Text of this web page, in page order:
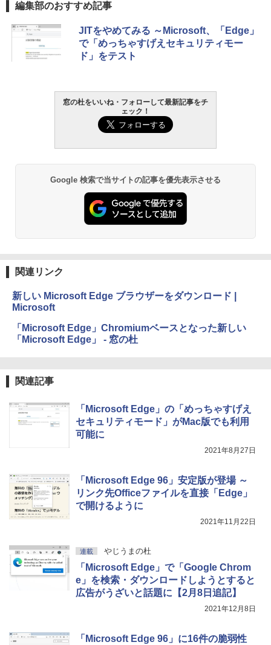
Amazon Kindle Paperwhite (16GB) 7イ
ンチディスプレイ、色調調節ライト、12
週間持続バッテリー、広告なし、ブラッ
ク
Amazon Kindle - 目に優しい、かさばら
ない、大きな画面で読みやすい、6週間持
続バッテリー、6インチディスプレイ電子
￥16,980
Kindle Paperwhite シグニチャーエディ
ション (32GB) 7インチディスプレイ、明
イ、色調調節ライト、最大8週間持続バッ
テリー、広告無し、ブラック (2025年発
New Amazon Kindle Scribe Colorsoft |
11インチカラーディスプレイ、64GBスト
レージ、ノート機能搭載、明るさ自動調
整、色調調節ライト、プレミアムペン付
編集部のおすすめ記事
JITをやめてみる ～Microsoft、「Edge」
で「めっちゃすげえセキュリティモー
ド」をテスト
窓の杜をいいね・フォローして最新記事をチ
ェック！
Google 検索で当サイトの記事を優先表示させる
関連リンク
新しい Microsoft Edge ブラウザーをダウンロード |
Microsoft
「Microsoft Edge」Chromiumベースとなった新しい
「Microsoft Edge」 - 窓の杜
関連記事
「Microsoft Edge」の「めっちゃすげえ
セキュリティモード」がMac版でも利用
可能に
2021年8月27日
「Microsoft Edge 96」安定版が登場 ～
リンク先Officeファイルを直接「Edge」
で開けるように
2021年11月22日
連載 やじうまの杜
「Microsoft Edge」で「Google Chrom
e」を検索・ダウンロードしようとすると
広告がうざいと話題に【2月8日追記】
2021年12月8日
「Microsoft Edge 96」に16件の脆弱性